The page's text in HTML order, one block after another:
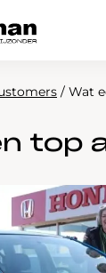
service
Plan
Mijn Honda
/ Wat
top